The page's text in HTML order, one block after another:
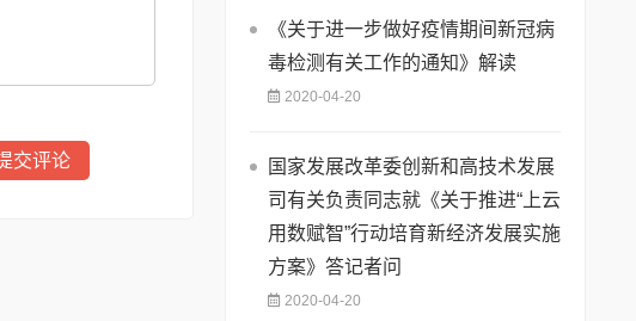
《关于进一步做好疫情期间新冠病
毒检测有关工作的通知》解读
2020-04-20
国家发展改革委创新和高技术发展
司有关负责同志就《关于推进“上云
用数赋智”行动培育新经济发展实施
方案》答记者问
2020-04-20